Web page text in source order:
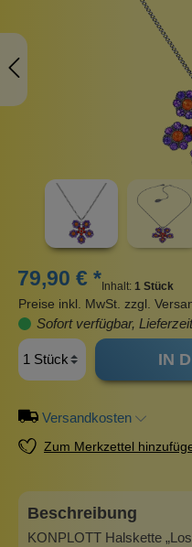
79,90 € * Inhalt: 1 Stück
Preise inkl. MwSt. zzgl.
Sofort verfügbar,
IN
Versandkosten
Zum Merkzettel
Beschreibung
KONPLOTT Halskette